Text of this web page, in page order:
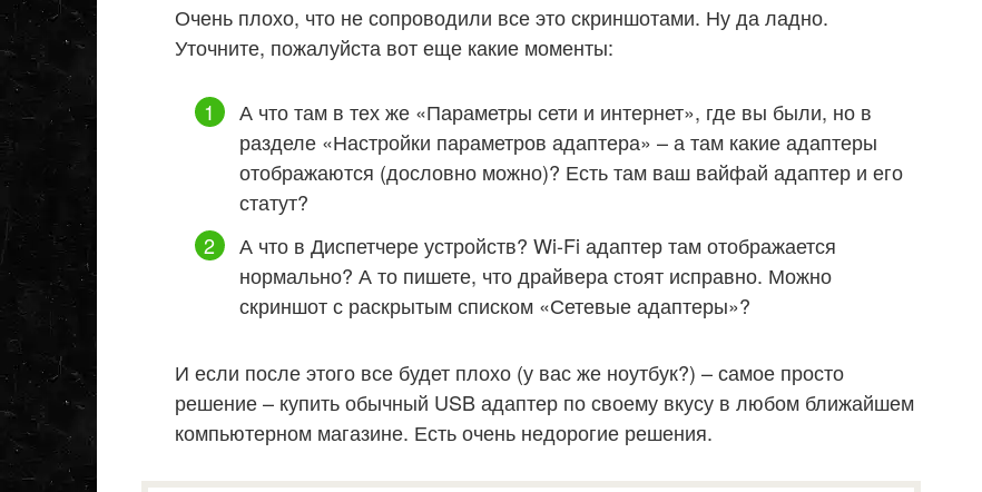
Очень плохо, что не сопроводили все это скриншотами. Ну да ладно.
Уточните, пожалуйста вот еще какие моменты:
А что там в тех же «Параметры сети и интернет», где вы были, но в
разделе «Настройки параметров адаптера» – а там какие адаптеры
отображаются (дословно можно)? Есть там ваш вайфай адаптер и его
статут?
А что в Диспетчере устройств? Wi-Fi адаптер там отображается
нормально? А то пишете, что драйвера стоят исправно. Можно
скриншот с раскрытым списком «Сетевые адаптеры»?
И если после этого все будет плохо (у вас же ноутбук?) – самое просто
решение – купить обычный USB адаптер по своему вкусу в любом ближайшем
компьютерном магазине. Есть очень недорогие решения.